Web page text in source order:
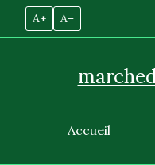
A+ A–
Accueil